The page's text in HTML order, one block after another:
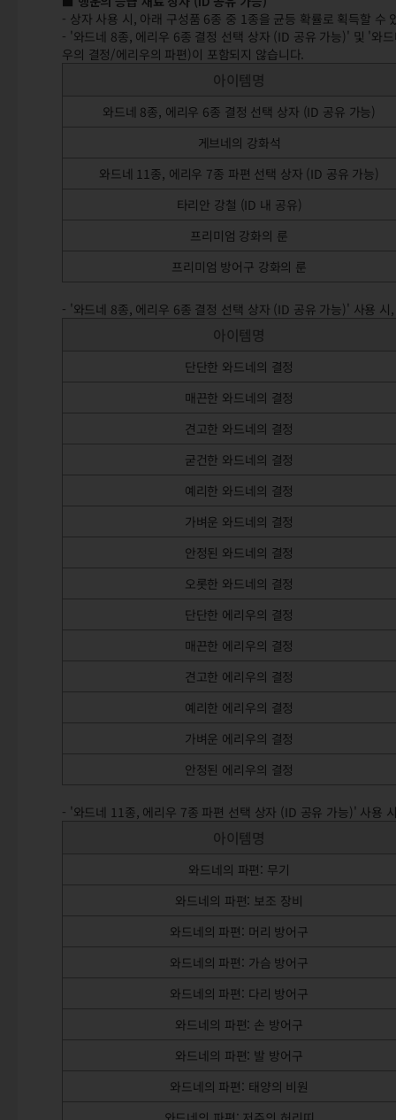
- 상자 사용 시, 아래 구성품 6종 중 1종을 균등 확률로 획득할 수
- '와드네 8종, 에리우 6종 결정 선택 상자 (ID 공유 가능)' 및 '와
우의 결정/에리우의 파편)이 포함되지 않습니다.
아이템명
와드네 8종, 에리우 6종 결정 선택 상자 (ID 공유 가능)
게브네의 강화석
와드네 11종, 에리우 7종 파편 선택 상자 (ID 공유 가능)
타리안 강철 (ID 내 공유)
프리미엄 강화의 룬
프리미엄 방어구 강화의 룬
- '와드네 8종, 에리우 6종 결정 선택 상자 (ID 공유 가능)' 사용
아이템명
단단한 와드네의 결정
매끈한 와드네의 결정
견고한 와드네의 결정
굳건한 와드네의 결정
예리한 와드네의 결정
가벼운 와드네의 결정
안정된 와드네의 결정
오롯한 와드네의 결정
단단한 에리우의 결정
매끈한 에리우의 결정
견고한 에리우의 결정
예리한 에리우의 결정
가벼운 에리우의 결정
안정된 에리우의 결정
- '와드네 11종, 에리우 7종 파편 선택 상자 (ID 공유 가능)' 사용
아이템명
와드네의 파편: 무기
와드네의 파편: 보조 장비
와드네의 파편: 머리 방어구
와드네의 파편: 가슴 방어구
와드네의 파편: 다리 방어구
와드네의 파편: 손 방어구
와드네의 파편: 발 방어구
와드네의 파편: 태양의 비원